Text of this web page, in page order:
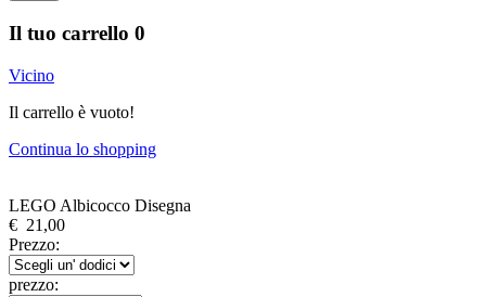
Il tuo carrello 0
Vicino
Il carrello è vuoto!
Continua lo shopping
LEGO Albicocco Disegna
€ 21,00
Prezzo:
prezzo: